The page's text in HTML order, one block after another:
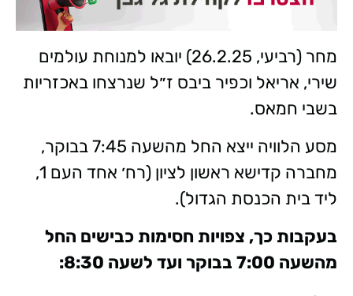
מחר (רביעי, 26.2.25) יובאו למנוחת עולמים
שירי, אריאל וכפיר ביבס ז״ל שנרצחו באכזריות
בשבי חמאס.
מסע הלוויה ייצא החל מהשעה 7:45 בבוקר,
מחברה קדישא ראשון לציון (רח׳ אחד העם 1,
ליד בית הכנסת הגדול).
בעקבות כך, צפויות חסימות כבישים החל
מהשעה 7:00 בבוקר ועד לשעה 8:30: